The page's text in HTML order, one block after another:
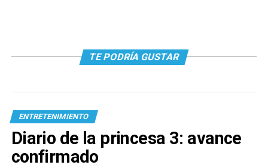
TE PODRÍA GUSTAR
ENTRETENIMIENTO
Diario de la princesa 3: avance
confirmado